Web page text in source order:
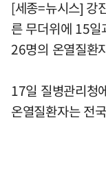
[세종=뉴시스] 강
른 무더위에 15
26명의 온열질환
17일 질병관리청
온열질환자는 전